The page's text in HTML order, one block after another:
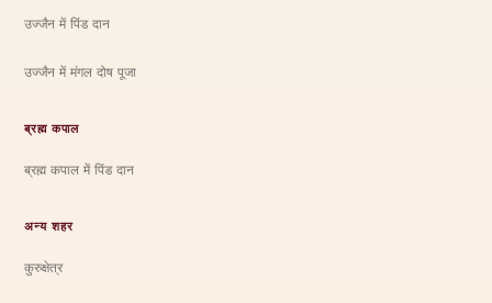
उज्जैन में पिंड दान
उज्जैन में मंगल दोष पूजा
ब्रह्म कपाल
ब्रह्म कपाल में पिंड दान
अन्य शहर
कुरुक्षेत्र